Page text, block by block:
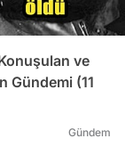
ve
Gündemi (11
Gündem